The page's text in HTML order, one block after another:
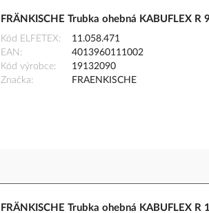
FRÄNKISCHE Trubka ohebná KABUFLEX R
Kód ELFETEX
11.058.471
EAN
4013960111002
Kód výrobce
19132090
Značka
FRAENKISCHE
FRÄNKISCHE Trubka ohebná KABUFLEX